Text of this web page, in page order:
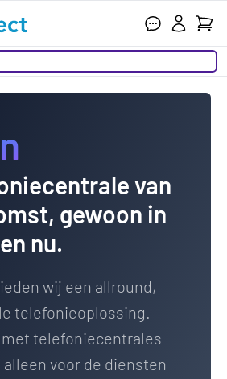
Ihr
van
gewoon in
nu.
wij een allround,
telefonieoplossing.
met telefoniecentrales
voor de diensten